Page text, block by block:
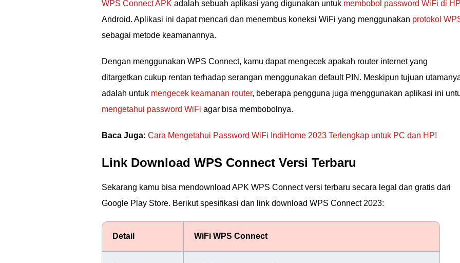
WPS Connect APK adalah sebuah aplikasi yang digunakan untuk membobol password WiFi di HP
Android. Aplikasi ini dapat mencari dan menembus koneksi WiFi yang menggunakan protokol
sebagai metode keamanannya.
Dengan menggunakan WPS Connect, kamu dapat mengecek apakah router internet yang
ditargetkan cukup rentan terhadap serangan menggunakan default PIN. Meskipun tujuan
adalah untuk mengecek keamanan router, beberapa pengguna juga menggunakan aplikasi ini
mengetahui password WiFi agar bisa membobolnya.
Baca Juga: Cara Mengetahui Password WiFi IndiHome 2023 Terlengkap untuk PC dan HP!
Link Download WPS Connect Versi Terbaru
Sekarang kamu bisa mendownload APK WPS Connect versi terbaru secara legal dan gratis dari
Google Play Store. Berikut spesifikasi dan link download WPS Connect 2023:
Detail WiFi WPS Connect